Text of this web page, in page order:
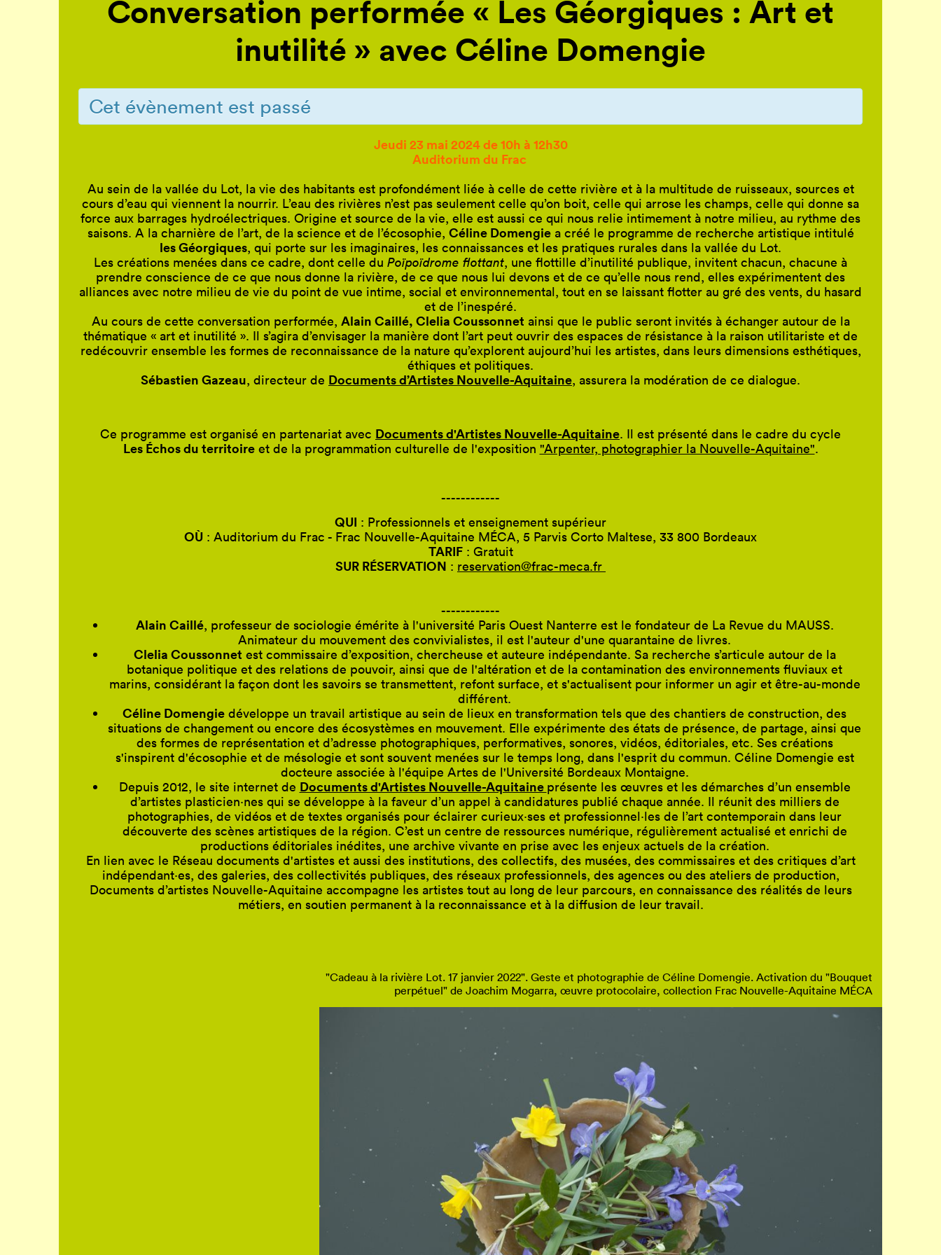
Conversation performée « Les Géorgiques : Art et
inutilité » avec Céline Domengie
Cet évènement est passé
Jeudi 23 mai 2024 de 10h à 12h30
Auditorium du Frac
Au sein de la vallée du Lot, la vie des habitants est profondément liée à celle de cette rivière et à la multitude de ruisseaux, sources et
cours d’eau qui viennent la nourrir. L’eau des rivières n’est pas seulement celle qu’on boit, celle qui arrose les champs, celle qui donne sa
force aux barrages hydroélectriques. Origine et source de la vie, elle est aussi ce qui nous relie intimement à notre milieu, au rythme des
saisons. A la charnière de l’art, de la science et de l’écosophie, Céline Domengiea créé le programme de recherche artistique intitulé
les Géorgiques, qui porte sur les imaginaires, les connaissances et les pratiques rurales dans la vallée du Lot.
Les créations menées dans ce cadre, dont celle du Poïpoïdrome flottant, une flottille d’inutilité publique, invitent chacun, chacune à
prendre conscience de ce que nous donne la rivière, de ce que nous lui devons et de ce qu’elle nous rend, elles expérimentent des
alliances avec notre milieu de vie du point de vue intime, social et environnemental, tout en se laissant flotter au gré des vents, du hasard
et de l’inespéré.
Au cours de cette conversation performée, Alain Caillé, Clelia Coussonnet ainsi que le public seront invités à échanger autour de la
thématique « art et inutilité ». Il s’agira d’envisager la manière dont l’art peut ouvrir des espaces de résistance à la raison utilitariste et de
redécouvrir ensemble les formes de reconnaissance de la nature qu’explorent aujourd’hui les artistes, dans leurs dimensions esthétiques,
éthiques et politiques.
Sébastien Gazeau, directeur de Documents d’Artistes Nouvelle-Aquitaine, assurera la modération de ce dialogue.
Ce programme est organisé en partenariat avec Documents d'Artistes Nouvelle-Aquitaine. Il est présenté dans le cadre du cycle
Les Échos du territoireet de la programmation culturelle de l'exposition "Arpenter, photographier la Nouvelle-Aquitaine".
------------
QUI : Professionnels et enseignement supérieur
OÙ : Auditorium du Frac - Frac Nouvelle-Aquitaine MÉCA, 5 Parvis Corto Maltese, 33 800 Bordeaux
TARIF: Gratuit
SUR RÉSERVATION : reservation@frac-meca.fr
------------
Alain Caillé, professeur de sociologie émérite à l'université Paris Ouest Nanterre est le fondateur de La Revue du MAUSS.
Animateur du mouvement des convivialistes, il est l'auteur d'une quarantaine de livres.
Clelia Coussonnet est commissaire d’exposition, chercheuse et auteure indépendante. Sa recherche s’articule autour de la
botanique politique et des relations de pouvoir, ainsi que de l'altération et de la contamination des environnements fluviaux et
marins, considérant la façon dont les savoirs se transmettent, refont surface, et s'actualisent pour informer un agir et être-au-monde
différent.
Céline Domengie développe un travail artistique au sein de lieux en transformation tels que des chantiers de construction, des
situations de changement ou encore des écosystèmes en mouvement. Elle expérimente des états de présence, de partage, ainsi que
des formes de représentation et d’adresse photographiques, performatives, sonores, vidéos, éditoriales, etc. Ses créations
s'inspirent d'écosophie et de mésologie et sont souvent menées sur le temps long, dans l'esprit du commun. Céline Domengie est
docteure associée à l'équipe Artes de l'Université Bordeaux Montaigne.
Depuis 2012, le site internet de Documents d'Artistes Nouvelle-Aquitaine présente les œuvres et les démarches d’un ensemble
d’artistes plasticien·nes qui se développe à la faveur d’un appel à candidatures publié chaque année. Il réunit des milliers de
photographies, de vidéos et de textes organisés pour éclairer curieux·ses et professionnel·les de l’art contemporain dans leur
découverte des scènes artistiques de la région. C’est un centre de ressources numérique, régulièrement actualisé et enrichi de
productions éditoriales inédites, une archive vivante en prise avec les enjeux actuels de la création.
En lien avec le Réseau documents d'artistes et aussi des institutions, des collectifs, des musées, des commissaires et des critiques d’art
indépendant·es, des galeries, des collectivités publiques, des réseaux professionnels, des agences ou des ateliers de production,
Documents d’artistes Nouvelle-Aquitaine accompagne les artistes tout au long de leur parcours, en connaissance des réalités de leurs
métiers, en soutien permanent à la reconnaissance et à la diffusion de leur travail.
"Cadeau à la rivière Lot. 17 janvier 2022". Geste et photographie de Céline Domengie. Activation du "Bouquet
perpétuel" de Joachim Mogarra, œuvre protocolaire, collection Frac Nouvelle-Aquitaine MÉCA